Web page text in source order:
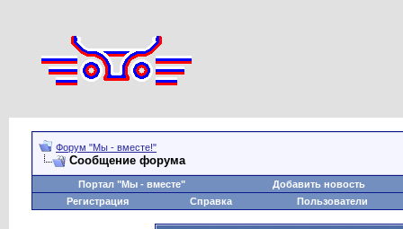
Форум "Мы - вместе!"
Сообщение форума
Портал "Мы - вместе"
Добавить новость
Регистрация
Справка Пользователи